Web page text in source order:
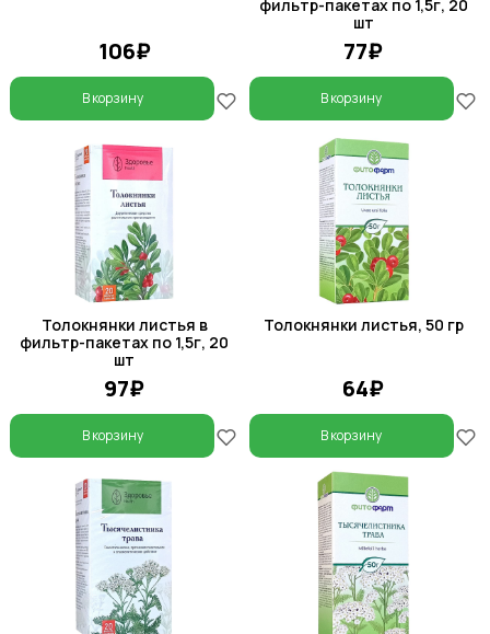
106₽
В корзину
фильтр-пакетах по 1,5г, 20
шт
77₽
В корзину
Толокнянки листья в
фильтр-пакетах по 1,5г, 20
шт
97₽
В корзину
Толокнянки листья, 50 гр
64₽
В корзину